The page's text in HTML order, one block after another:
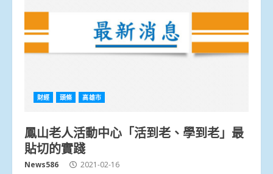
財經 頭條 高雄市
鳳山老人活動中心「活到老、學到老」最
貼切的實踐
News586 2021-02-16